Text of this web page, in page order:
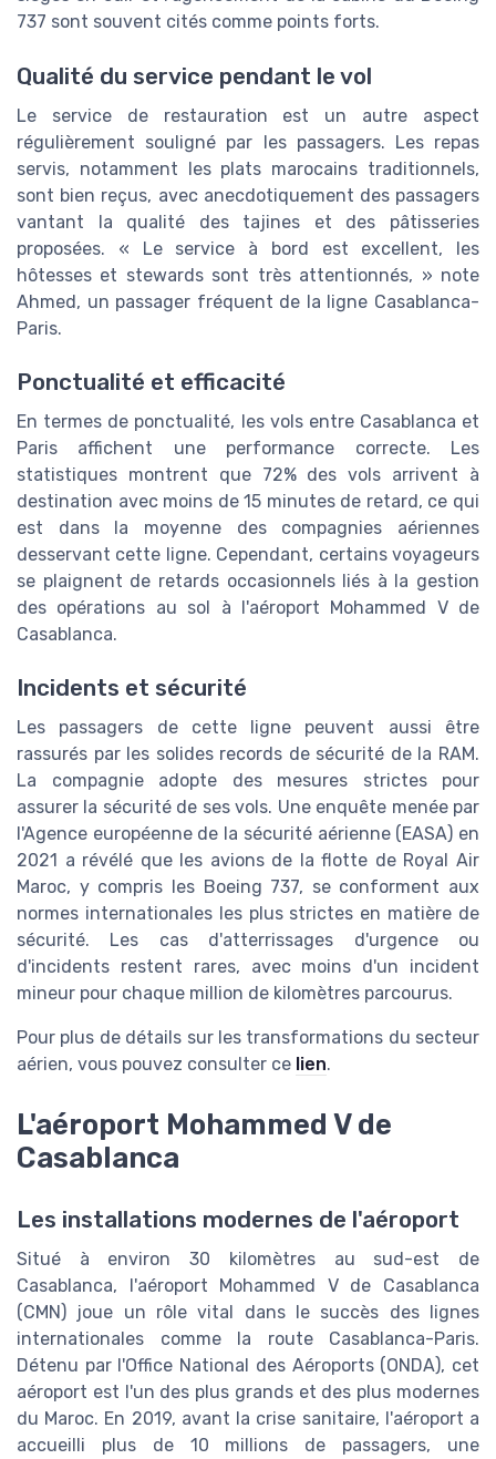
737 sont souvent cités comme points forts.
Qualité du service pendant le vol
Le service de restauration est un autre aspect
régulièrement souligné par les passagers. Les repas
servis, notamment les plats marocains traditionnels,
sont bien reçus, avec anecdotiquement des passagers
vantant la qualité des tajines et des pâtisseries
proposées. « Le service à bord est excellent, les
hôtesses et stewards sont très attentionnés, » note
Ahmed, un passager fréquent de la ligne Casablanca-
Paris.
Ponctualité et efficacité
En termes de ponctualité, les vols entre Casablanca et
Paris affichent une performance correcte. Les
statistiques montrent que 72% des vols arrivent à
destination avec moins de 15 minutes de retard, ce qui
est dans la moyenne des compagnies aériennes
desservant cette ligne. Cependant, certains voyageurs
se plaignent de retards occasionnels liés à la gestion
des opérations au sol à l'aéroport Mohammed V de
Casablanca.
Incidents et sécurité
Les passagers de cette ligne peuvent aussi être
rassurés par les solides records de sécurité de la RAM.
La compagnie adopte des mesures strictes pour
assurer la sécurité de ses vols. Une enquête menée par
l'Agence européenne de la sécurité aérienne (EASA) en
2021 a révélé que les avions de la flotte de Royal Air
Maroc, y compris les Boeing 737, se conforment aux
normes internationales les plus strictes en matière de
sécurité. Les cas d'atterrissages d'urgence ou
d'incidents restent rares, avec moins d'un incident
mineur pour chaque million de kilomètres parcourus.
Pour plus de détails sur les transformations du secteur
aérien, vous pouvez consulter ce lien.
L'aéroport Mohammed V de
Casablanca
Les installations modernes de l'aéroport
Situé à environ 30 kilomètres au sud-est de
Casablanca, l'aéroport Mohammed V de Casablanca
(CMN) joue un rôle vital dans le succès des lignes
internationales comme la route Casablanca-Paris.
Détenu par l'Office National des Aéroports (ONDA), cet
aéroport est l'un des plus grands et des plus modernes
du Maroc. En 2019, avant la crise sanitaire, l'aéroport a
accueilli plus de 10 millions de passagers, une